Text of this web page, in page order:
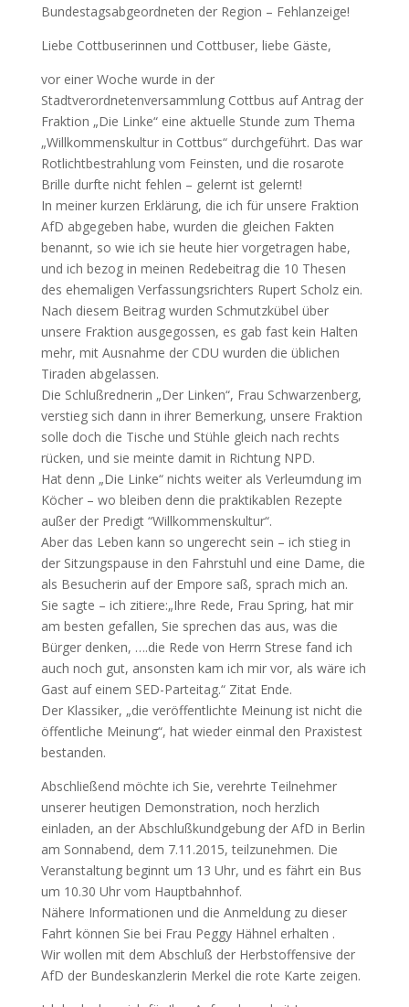
Bundestagsabgeordneten der Region – Fehlanzeige!
Liebe Cottbuserinnen und Cottbuser, liebe Gäste,
vor einer Woche wurde in der
Stadtverordnetenversammlung Cottbus auf Antrag der
Fraktion „Die Linke“ eine aktuelle Stunde zum Thema
„Willkommenskultur in Cottbus“ durchgeführt. Das war
Rotlichtbestrahlung vom Feinsten, und die rosarote
Brille durfte nicht fehlen – gelernt ist gelernt!
In meiner kurzen Erklärung, die ich für unsere Fraktion
AfD abgegeben habe, wurden die gleichen Fakten
benannt, so wie ich sie heute hier vorgetragen habe,
und ich bezog in meinen Redebeitrag die 10 Thesen
des ehemaligen Verfassungsrichters Rupert Scholz ein.
Nach diesem Beitrag wurden Schmutzkübel über
unsere Fraktion ausgegossen, es gab fast kein Halten
mehr, mit Ausnahme der CDU wurden die üblichen
Tiraden abgelassen.
Die Schlußrednerin „Der Linken“, Frau Schwarzenberg,
verstieg sich dann in ihrer Bemerkung, unsere Fraktion
solle doch die Tische und Stühle gleich nach rechts
rücken, und sie meinte damit in Richtung NPD.
Hat denn „Die Linke“ nichts weiter als Verleumdung im
Köcher – wo bleiben denn die praktikablen Rezepte
außer der Predigt “Willkommenskultur“.
Aber das Leben kann so ungerecht sein – ich stieg in
der Sitzungspause in den Fahrstuhl und eine Dame, die
als Besucherin auf der Empore saß, sprach mich an.
Sie sagte – ich zitiere:„Ihre Rede, Frau Spring, hat mir
am besten gefallen, Sie sprechen das aus, was die
Bürger denken, ….die Rede von Herrn Strese fand ich
auch noch gut, ansonsten kam ich mir vor, als wäre ich
Gast auf einem SED-Parteitag.“ Zitat Ende.
Der Klassiker, „die veröffentlichte Meinung ist nicht die
öffentliche Meinung“, hat wieder einmal den Praxistest
bestanden.
Abschließend möchte ich Sie, verehrte Teilnehmer
unserer heutigen Demonstration, noch herzlich
einladen, an der Abschlußkundgebung der AfD in Berlin
am Sonnabend, dem 7.11.2015, teilzunehmen. Die
Veranstaltung beginnt um 13 Uhr, und es fährt ein Bus
um 10.30 Uhr vom Hauptbahnhof.
Nähere Informationen und die Anmeldung zu dieser
Fahrt können Sie bei Frau Peggy Hähnel erhalten .
Wir wollen mit dem Abschluß der Herbstoffensive der
AfD der Bundeskanzlerin Merkel die rote Karte zeigen.